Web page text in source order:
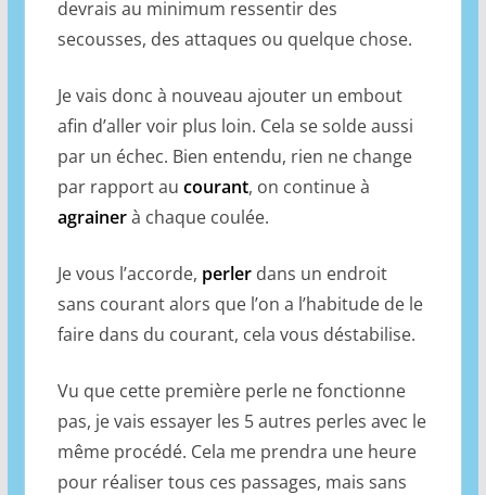
devrais au minimum ressentir des
secousses, des attaques ou quelque chose.
Je vais donc à nouveau ajouter un embout
afin d’aller voir plus loin. Cela se solde aussi
par un échec. Bien entendu, rien ne change
par rapport au courant, on continue à
agrainerà chaque coulée.
Je vous l’accorde, perlerdans un endroit
sans courant alors que l’on a l’habitude de le
faire dans du courant, cela vous déstabilise.
Vu que cette première perle ne fonctionne
pas, je vais essayer les 5 autres perles avec le
même procédé. Cela me prendra une heure
pour réaliser tous ces passages, mais sans